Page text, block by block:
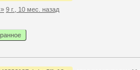
9 г., 10 мес. назад